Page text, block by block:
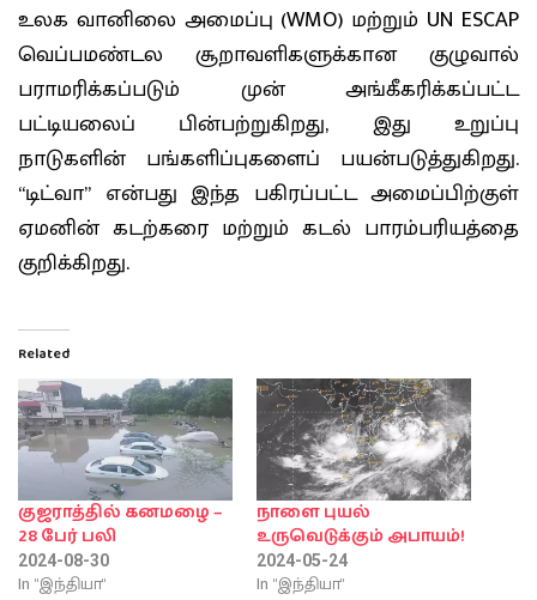
உலக வானிலை அமைப்பு (WMO) மற்றும் UN ESCAP
வெப்பமண்டல சூறாவளிகளுக்கான குழுவால்
பராமரிக்கப்படும் முன் அங்கீகரிக்கப்பட்ட
பட்டியலைப் பின்பற்றுகிறது, இது உறுப்பு
நாடுகளின் பங்களிப்புகளைப் பயன்படுத்துகிறது.
“டிட்வா” என்பது இந்த பகிரப்பட்ட அமைப்பிற்குள்
ஏமனின் கடற்கரை மற்றும் கடல் பாரம்பரியத்தை
குறிக்கிறது.
Related
குஜராத்தில் கனமழை –
28 பேர் பலி
2024-08-30
In "இந்தியா"
நாளை புயல்
உருவெடுக்கும் அபாயம்!
2024-05-24
In "இந்தியா"